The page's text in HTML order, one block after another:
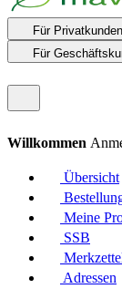
Für Privatkunden
Für
Willkommen
Übersicht
Meine
SSB
Adressen